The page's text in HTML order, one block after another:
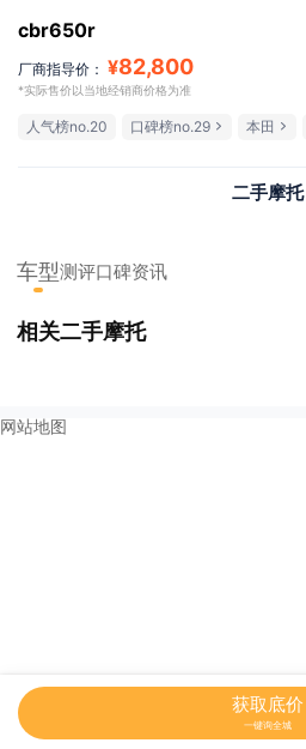
cbr650r
厂商指导价： ¥82,800
*实际售价以当地经销商价格为准
人气榜no.20 口碑榜no.29 本田
二手摩托
车型测评口碑资讯
相关二手摩托
获取底价
一键询全城
网站地图